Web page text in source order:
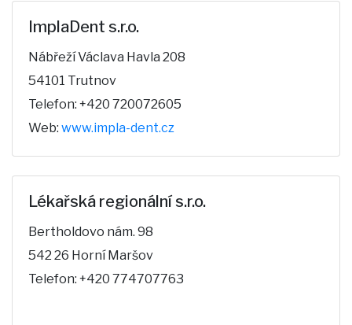
ImplaDent s.r.o.
Nábřeží Václava Havla 208
54101 Trutnov
Telefon: +420 720072605
Web: www.impla-dent.cz
Lékařská regionální s.r.o.
Bertholdovo nám. 98
542 26 Horní Maršov
Telefon: +420 774707763